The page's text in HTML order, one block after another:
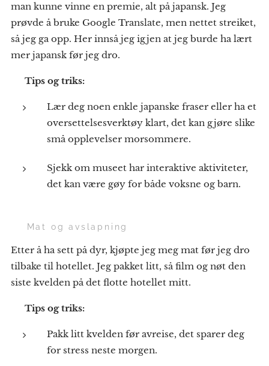
man kunne vinne en premie, alt på japansk. Jeg
prøvde å bruke Google Translate, men nettet streiket,
så jeg ga opp. Her innså jeg igjen at jeg burde ha lært
mer japansk før jeg dro.
Tips og triks:
Lær deg noen enkle japanske fraser eller ha et
oversettelsesverktøy klart, det kan gjøre slike
små opplevelser morsommere.
Sjekk om museet har interaktive aktiviteter,
det kan være gøy for både voksne og barn.
🍔 Mat og avslapning
Etter å ha sett på dyr, kjøpte jeg meg mat før jeg dro
tilbake til hotellet. Jeg pakket litt, så film og nøt den
siste kvelden på det flotte hotellet mitt.
Tips og triks:
Pakk litt kvelden før avreise, det sparer deg
for stress neste morgen.